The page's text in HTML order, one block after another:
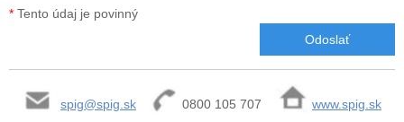
* Tento údaj je povinný
spig@spig.sk 0800 105 707 www.spig.sk